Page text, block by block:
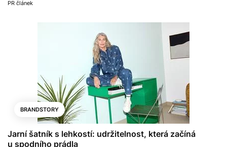
PR článek
BRANDSTORY
Jarní šatník s lehkostí: udržitelnost, která začíná
u spodního prádla